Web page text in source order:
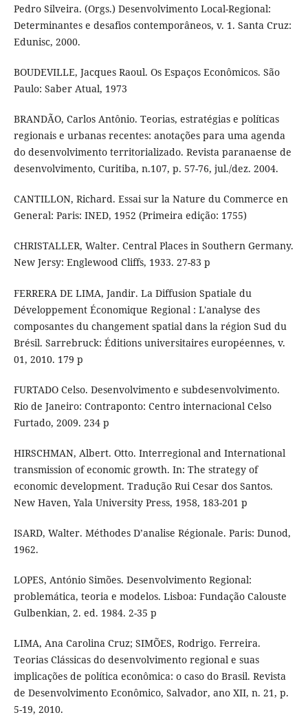
Pedro Silveira. (Orgs.) Desenvolvimento Local-Regional:
Determinantes e desafios contemporâneos, v. 1. Santa Cruz:
Edunisc, 2000.
BOUDEVILLE, Jacques Raoul. Os Espaços Econômicos. São
Paulo: Saber Atual, 1973
BRANDÃO, Carlos Antônio. Teorias, estratégias e políticas
regionais e urbanas recentes: anotações para uma agenda
do desenvolvimento territorializado. Revista paranaense de
desenvolvimento, Curitiba, n.107, p. 57-76, jul./dez. 2004.
CANTILLON, Richard. Essai sur la Nature du Commerce en
General: Paris: INED, 1952 (Primeira edição: 1755)
CHRISTALLER, Walter. Central Places in Southern Germany.
New Jersy: Englewood Cliffs, 1933. 27-83 p
FERRERA DE LIMA, Jandir. La Diffusion Spatiale du
Développement Économique Regional : L'analyse des
composantes du changement spatial dans la région Sud du
Brésil. Sarrebruck: Éditions universitaires européennes, v.
01, 2010. 179 p
FURTADO Celso. Desenvolvimento e subdesenvolvimento.
Rio de Janeiro: Contraponto: Centro internacional Celso
Furtado, 2009. 234 p
HIRSCHMAN, Albert. Otto. Interregional and International
transmission of economic growth. In: The strategy of
economic development. Tradução Rui Cesar dos Santos.
New Haven, Yala University Press, 1958, 183-201 p
ISARD, Walter. Méthodes D’analise Régionale. Paris: Dunod,
1962.
LOPES, António Simões. Desenvolvimento Regional:
problemática, teoria e modelos. Lisboa: Fundação Calouste
Gulbenkian, 2. ed. 1984. 2-35 p
LIMA, Ana Carolina Cruz; SIMÕES, Rodrigo. Ferreira.
Teorias Clássicas do desenvolvimento regional e suas
implicações de política econômica: o caso do Brasil. Revista
de Desenvolvimento Econômico, Salvador, ano XII, n. 21, p.
5-19, 2010.